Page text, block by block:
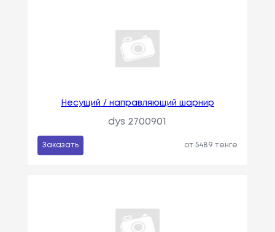
Несущий / направляющий шарнир
dys 2700901
Заказать от 5489 тенге